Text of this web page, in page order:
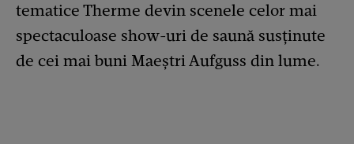
tematice Therme devin scenele celor mai
spectaculoase show-uri de saună susținute
de cei mai buni Maeștri Aufguss din lume.